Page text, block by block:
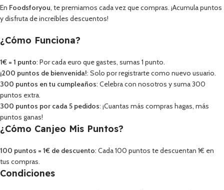
En Foodsforyou, te premiamos cada vez que compras. ¡Acumula puntos
y disfruta de increíbles descuentos!
¿Cómo Funciona?
1€ = 1 punto: Por cada euro que gastes, sumas 1 punto.
¡200 puntos de bienvenida!: Solo por registrarte como nuevo usuario.
300 puntos en tu cumpleaños: Celebra con nosotros y suma 300
puntos extra.
300 puntos por cada 5 pedidos: ¡Cuantas más compras hagas, más
puntos ganas!
¿Cómo Canjeo Mis Puntos?
100 puntos = 1€ de descuento: Cada 100 puntos te descuentan 1€ en
tus compras.
Condiciones